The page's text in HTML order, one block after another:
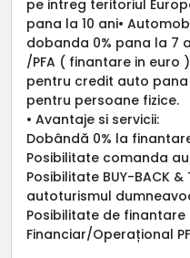
pe intreg teritoriul
pana la 10 ani•
dobanda 0% pana la 7
/PFA ( finantare in
pentru credit auto
pentru persoane fizice.
• Avantaje si servicii:
Dobândă 0% la
Posibilitate comanda
Posibilitate BUY-BACK &
autoturismul
Posibilitate de finantare
Financiar/Operațional